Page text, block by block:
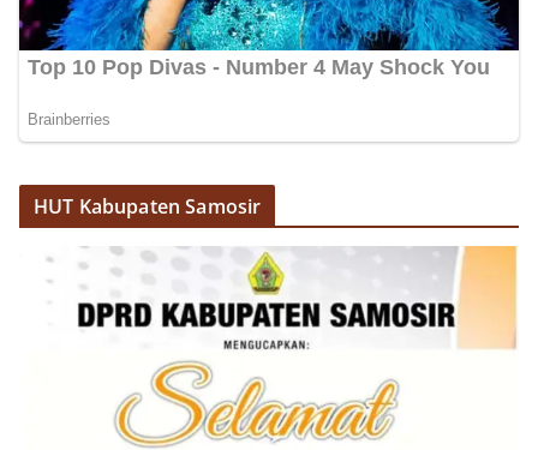
mengedepankan kehadiran dan kedekatan
personel Kepolisian dengan masyarakat. Melalui
kegiatan semacam ini, Bhabinkamtibmas tidak
hanya berperan sebagai penyampai informasi
masyarakat dalam menjaga keamanan lingkungan
secara bersama-sama.‎‎Kehadiran
diharapkan dapat semakin mempererat
hubungan kemitraan antara Polri dan
masyarakat, sekaligus membangun kesadaran
kolektif warga akan pentingnya menjaga
keamanan, ketertiban, dan kekompakan
lingkungan, khususnya dalam menyambut
momentum bersejarah HUT Kemerdekaan
Republik Indonesia.‎Kegiatan sambang ini
rencananya akan terus dilaksanakan secara rutin
oleh Bhabinkamtibmas di wilayah Kelurahan
Sunggal sebagai bagian dari upaya menciptakan
HUT Kabupaten Samosir